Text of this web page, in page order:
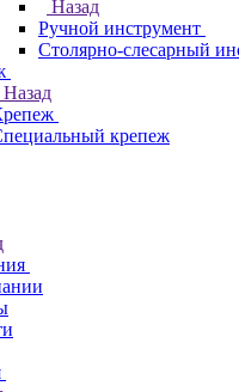
Назад
Ручной инструмент
Столярно-слесарный
Назад
крепеж